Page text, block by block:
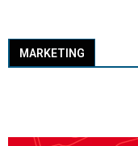
MARKETING